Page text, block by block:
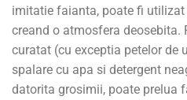
imitatie faianta, poate fi
creand o atmosfera deosebita.
curatat (cu exceptia petelor de
spalare cu apa si detergent
datorita grosimii, poate prelua